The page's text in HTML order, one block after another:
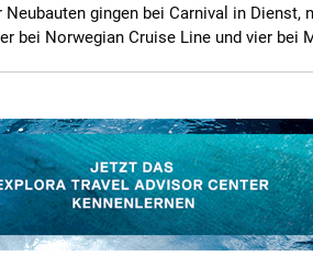
gingen bei Carnival in Dienst,
bei Norwegian Cruise Line und vier bei